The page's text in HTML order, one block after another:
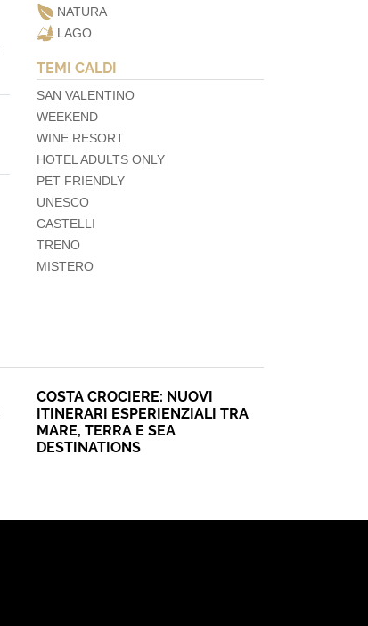
NATURA
LAGO
TEMI CALDI
SAN VALENTINO
WEEKEND
WINE RESORT
HOTEL ADULTS ONLY
PET FRIENDLY
UNESCO
CASTELLI
TRENO
MISTERO
COSTA CROCIERE: NUOVI
ITINERARI ESPERIENZIALI TRA
MARE, TERRA E SEA
DESTINATIONS